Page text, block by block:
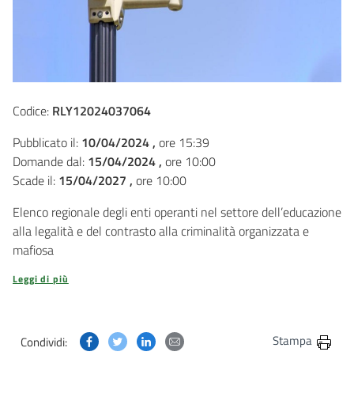
Codice: RLY12024037064
Pubblicato il: 10/04/2024 , ore 15:39
Domande dal: 15/04/2024 , ore 10:00
Scade il: 15/04/2027 , ore 10:00
Elenco regionale degli enti operanti nel settore dell’educazione
alla legalità e del contrasto alla criminalità organizzata e
mafiosa
Leggi di più
Condividi: Condividi questa pagina su Facebook
Condividi questa pagina su Twitter
Condividi questa pagina su Linkedin
Condividi questa pagina via
Stampa